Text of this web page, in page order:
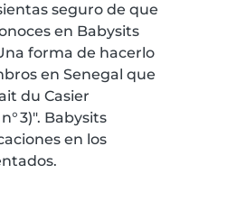
seguro de que
en Babysits
forma de hacerlo
en Senegal que
du Casier
3)". Babysits
en los